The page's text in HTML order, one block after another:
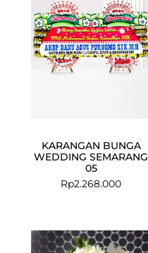
KARANGAN BUNGA
WEDDING SEMARANG
05
Rp2.268.000